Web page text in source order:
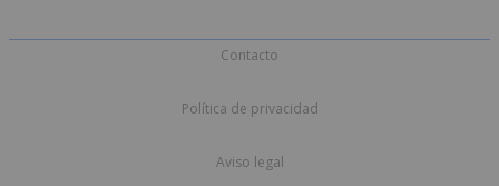
Contacto
Política de privacidad
Aviso legal